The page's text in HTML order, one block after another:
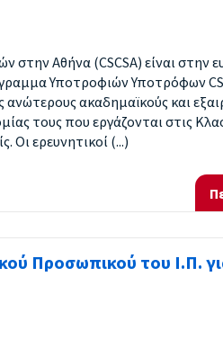
στην Αθήνα (CSCSA) είναι στην
Υποτροφιών Υποτρόφων
ακαδημαϊκούς και
τους που εργάζονται στις
Οι ερευνητικοί (...)
Προσωπικού του Ι.Π.